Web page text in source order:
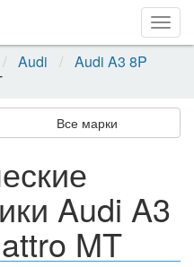
Audi
Audi A3 8P
Все марки
Audi A3
MT